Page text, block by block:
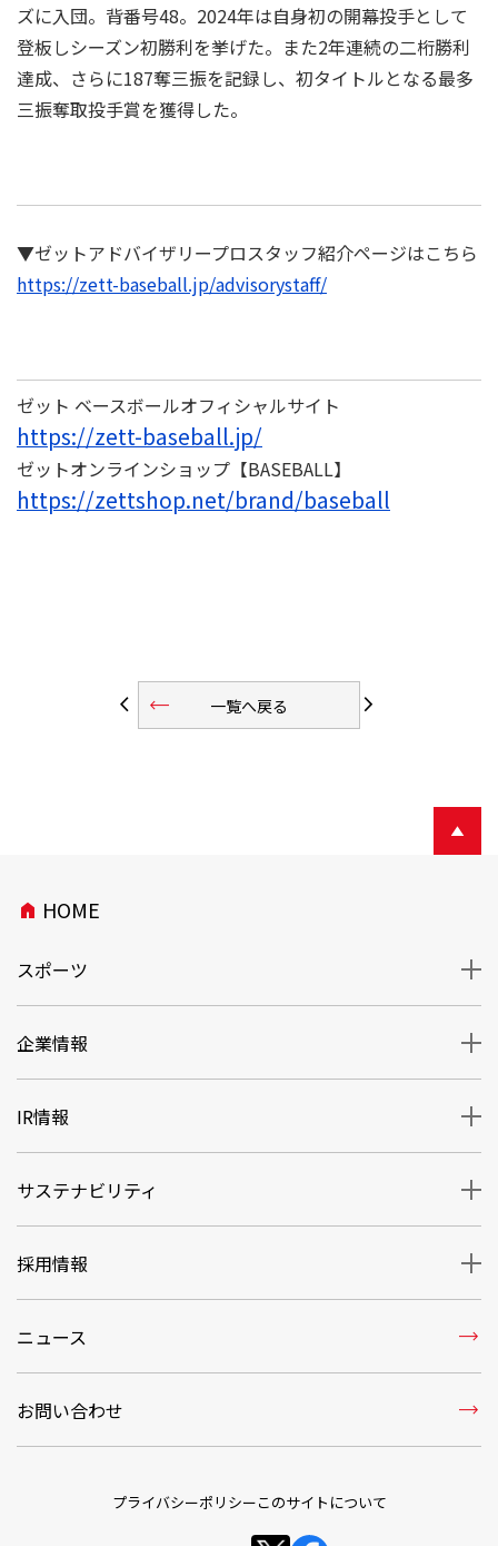
ズに入団。背番号48。2024年は自身初の開幕投手として
登板しシーズン初勝利を挙げた。また2年連続の二桁勝利
達成、さらに187奪三振を記録し、初タイトルとなる最多
三振奪取投手賞を獲得した。
▼ゼットアドバイザリープロスタッフ紹介ページはこちら
https://zett-baseball.jp/advisorystaff/
ゼット ベースボールオフィシャルサイト
https://zett-baseball.jp/
ゼットオンラインショップ【BASEBALL】
https://zettshop.net/brand/baseball
arrow_back_ios 一覧へ戻る
trending_flat arrow_forward_ios
home HOME
スポーツ
企業情報
IR情報
サステナビリティ
採用情報
ニュース trending_flat
お問い合わせ trending_flat
プライバシーポリシーこのサイトについて